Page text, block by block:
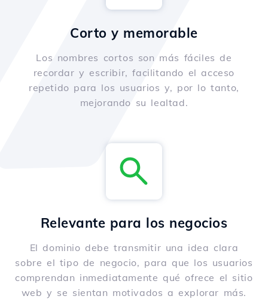
Corto y memorable
Los nombres cortos son más fáciles de
recordar y escribir, facilitando el acceso
repetido para los usuarios y, por lo tanto,
mejorando su lealtad.
Relevante para los negocios
El dominio debe transmitir una idea clara
sobre el tipo de negocio, para que los usuarios
comprendan inmediatamente qué ofrece el sitio
web y se sientan motivados a explorar más.